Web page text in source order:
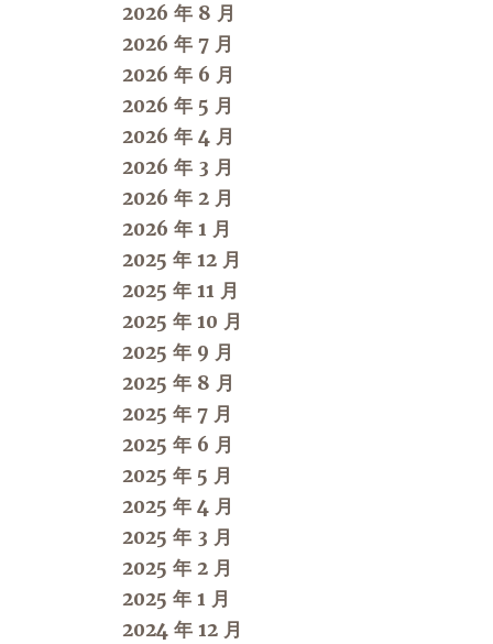
2026 年 8 月
2026 年 7 月
2026 年 6 月
2026 年 5 月
2026 年 4 月
2026 年 3 月
2026 年 2 月
2026 年 1 月
2025 年 12 月
2025 年 11 月
2025 年 10 月
2025 年 9 月
2025 年 8 月
2025 年 7 月
2025 年 6 月
2025 年 5 月
2025 年 4 月
2025 年 3 月
2025 年 2 月
2025 年 1 月
2024 年 12 月